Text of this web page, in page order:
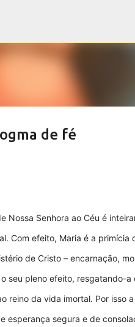
de fé
Nossa Senhora ao Céu é
Com efeito, Maria é a primícia
de Cristo – encarnação,
seu pleno efeito, resgatando-a
reino da vida imortal. Por isso
esperança segura e de